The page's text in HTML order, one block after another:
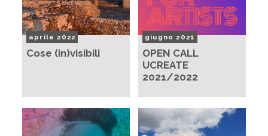
aprile 2022
Cose (in)visibili
giugno 2021
OPEN CALL
UCREATE
2021/2022